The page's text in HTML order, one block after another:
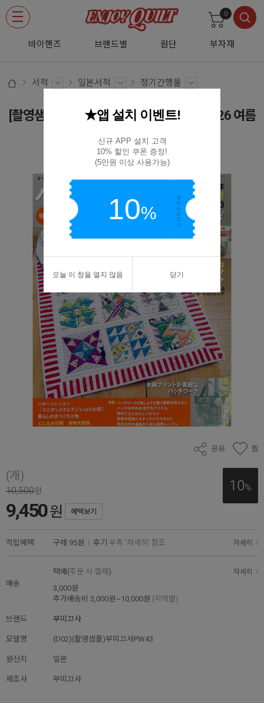
바이핸즈 브랜드별 원단 부자재
0
서적 일본서적 정기간행물
[촬영샘플-일본퀼트잡지] 패치워크교실 2026 여름
(D02)(촬영샘플)부띠끄사PW43
공유 찜
(개)
10%
10,500원
9,450원 혜택보기
적립혜택 구매 95원 | 후기 우측 '자세히' 참조 자세히
배송
택배(주문 시 결제 ) 자세히
3,000원
추가배송비 3,000원~10,000원 (지역별)
브랜드 부띠끄사
모델명 (D02)(촬영샘플)부띠끄사PW43
원산지 일본
제조사 부띠끄사
★앱 설치 이벤트!
신규 APP 설치 고객
10% 할인 쿠폰 증정!
(5만원 이상 사용가능)
10%
오늘 이 창을 열지 않음 닫기